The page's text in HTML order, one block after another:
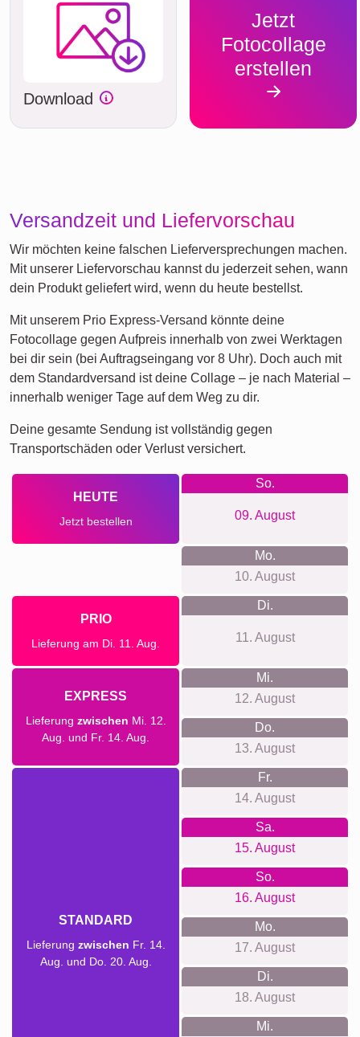
Download
Jetzt
Fotocollage
erstellen
Versandzeit und Liefervorschau
Wir möchten keine falschen Lieferversprechungen machen.
Mit unserer Liefervorschau kannst du jederzeit sehen, wann
dein Produkt geliefert wird, wenn du heute bestellst.
Mit unserem Prio Express-Versand könnte deine
Fotocollage gegen Aufpreis innerhalb von zwei Werktagen
bei dir sein (bei Auftragseingang vor 8 Uhr). Doch auch mit
dem Standardversand ist deine Collage – je nach Material –
innerhalb weniger Tage auf dem Weg zu dir.
Deine gesamte Sendung ist vollständig gegen
Transportschäden oder Verlust versichert.
HEUTE
Jetzt bestellen
So.
09. August
Mo.
10. August
PRIO
Lieferung am Di. 11. Aug.
Di.
11. August
EXPRESS
Lieferung zwischen Mi. 12.
Aug. und Fr. 14. Aug.
Mi.
12. August
Do.
13. August
STANDARD
Lieferung zwischen Fr. 14.
Aug. und Do. 20. Aug.
Fr.
14. August
Sa.
15. August
So.
16. August
Mo.
17. August
Di.
18. August
Mi.